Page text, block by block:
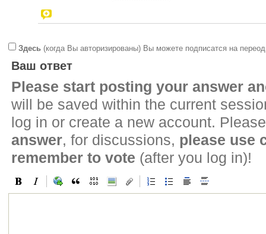
Здесь (когда Вы авторизированы) Вы можете подписатся на
Ваш ответ
Please start posting your answer
will be saved within the current
log in or create a new account.
answer, for discussions, please use
remember to vote (after you log in)!